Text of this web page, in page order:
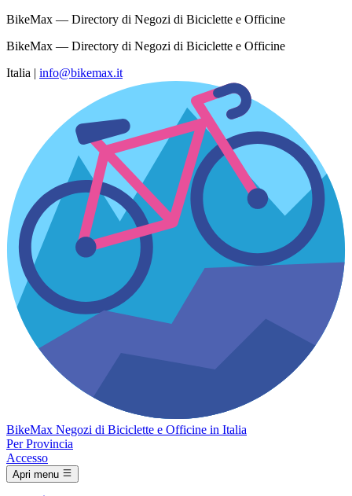
BikeMax — Directory di Negozi di Biciclette e Officine
BikeMax — Directory di Negozi di Biciclette e Officine
Italia | info@bikemax.it
BikeMax Negozi di Biciclette e Officine in Italia
Per Provincia
Accesso
Apri menu